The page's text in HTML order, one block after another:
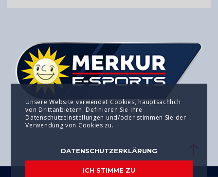
Unsere Website verwendet Cookies, hauptsächlich
von Drittanbietern. Definieren Sie Ihre
Datenschutzeinstellungen und/oder stimmen Sie der
Verwendung von Cookies zu.
DATENSCHUTZERKLÄRUNG
ICH STIMME ZU